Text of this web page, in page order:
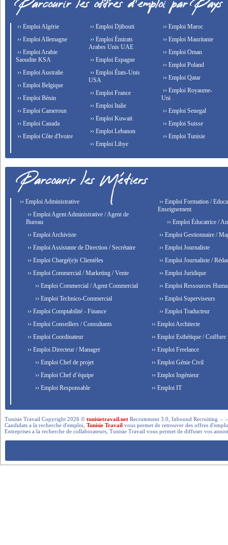
›› Emploi Algérie
›› Emploi Allemagne
›› Emploi Arabie
Saoudite KSA
›› Emploi Australie
›› Emploi Belgique
›› Emploi Bénin
›› Emploi Cameroun
›› Emploi Canada
›› Emploi Côte d'Ivoire
›› Emploi Djibouti
›› Emploi Émirats
Arabes Unis UAE
›› Emploi Espagne
›› Emploi États-Unis
USA
›› Emploi France
›› Emploi Italie
›› Emploi Kuwait
›› Emploi Lebanon
›› Emploi Libye
›› Emploi Maroc
›› Emploi Mauritanie
›› Emploi Oman
›› Emploi Poland
›› Emploi Qatar
›› Emploi Royaume-
Uni
›› Emploi Senegal
›› Emploi Suisse
›› Emploi Tunisie
›› Emploi Administrative
›› Emploi Agent Administrative / Agent de
Bureau
›› Emploi Archiviste
›› Emploi Assistante de Direction / Secrétaire
›› Emploi Chargé(e)s Clientèles
›› Emploi Commercial / Marketing / Vente
›› Emploi Commercial / Agent Commercial
›› Emploi Technico-Commercial
›› Emploi Comptabilité - Finance
›› Emploi Conseillers / Consultants
›› Emploi Coordinateur
›› Emploi Directeur / Manager
›› Emploi Chef de projet
›› Emploi Chef d’équipe
›› Emploi Responsable
›› Emploi Formation /
Enseignement
›› Emploi Éducatrice /
›› Emploi Gestionnaire /
›› Emploi Journaliste
›› Emploi Journaliste /
›› Emploi Juridique
›› Emploi Ressources
›› Emploi Superviseurs
›› Emploi Traducteur
›› Emploi Architecte
›› Emploi Esthétique / Coiffure
›› Emploi Freelance
›› Emploi Génie Civil
›› Emploi Ingénieur
›› Emploi IT
Tunisie Travail Copyright 2026 ©tunisietravail.net Recrutement 3.0, Inbound Recruiting .-
Candidats a la recherche d'emploi,Tunisie Travail vous permet de retrouver des offres
Entreprises a la recherche de collaborateurs, Tunisie Travail vous permet de diffuser vos